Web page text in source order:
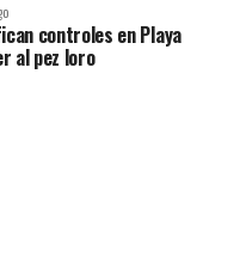
controles en Playa
al pez loro